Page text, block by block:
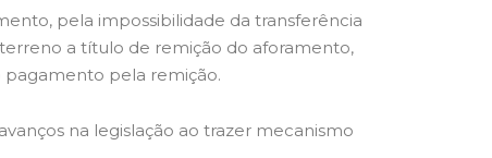
pela impossibilidade da transferência
a título de remição do aforamento,
pagamento pela remição.
na legislação ao trazer mecanismo